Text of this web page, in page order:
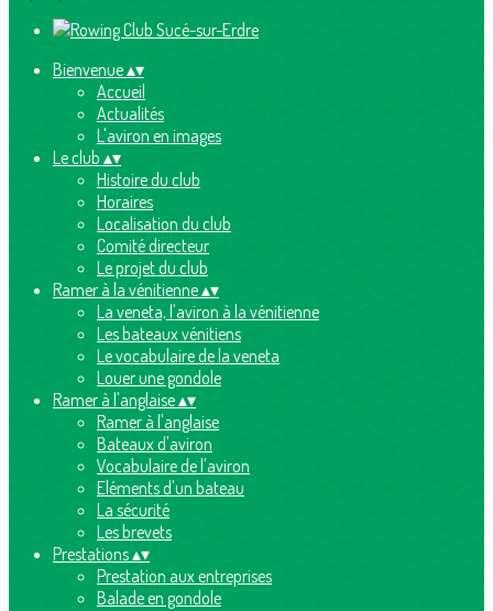
Bienvenue▴▾
Accueil
Actualités
L'aviron en images
Le club ▴▾
Histoire du club
Horaires
Localisation du club
Comité directeur
Le projet du club
Ramer à la vénitienne▴▾
La veneta, l'aviron à la vénitienne
Les bateaux vénitiens
Le vocabulaire de la veneta
Louer une gondole
Ramer à l'anglaise▴▾
Ramer à l'anglaise
Bateaux d'aviron
Vocabulaire de l'aviron
Eléments d'un bateau
La sécurité
Les brevets
Prestations▴▾
Prestation aux entreprises
Balade en gondole